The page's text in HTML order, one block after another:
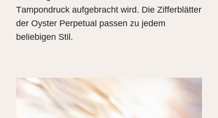
Tampondruck aufgebracht wird. Die Zifferblätter
der Oyster Perpetual passen zu jedem
beliebigen Stil.